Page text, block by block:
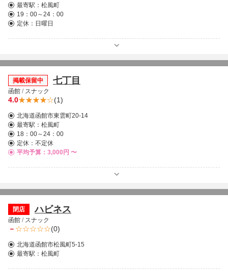
最寄駅： 松風町
19：00～24：00
定休：日曜日
掲載保留中 七丁目
函館 / スナック
4.0 (1)
北海道函館市東雲町20-14
最寄駅： 松風町
18：00～24：00
定休：不定休
平均予算：3,000円 〜
閉店 ハビネス
函館 / スナック
－ (0)
北海道函館市松風町5-15
最寄駅： 松風町